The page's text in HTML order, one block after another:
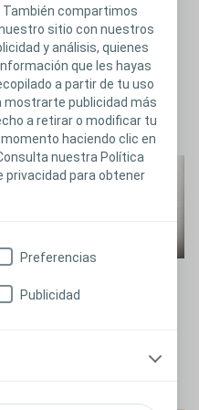
compartimos
sitio con nuestros
y análisis, quienes
que les hayas
a partir de tu uso
mostrarte publicidad más
a retirar o modificar tu
haciendo clic en
nuestra Política
privacidad para obtener
Preferencias
Publicidad
Niños
Guía para SpeediCath
en silla de
Hombres